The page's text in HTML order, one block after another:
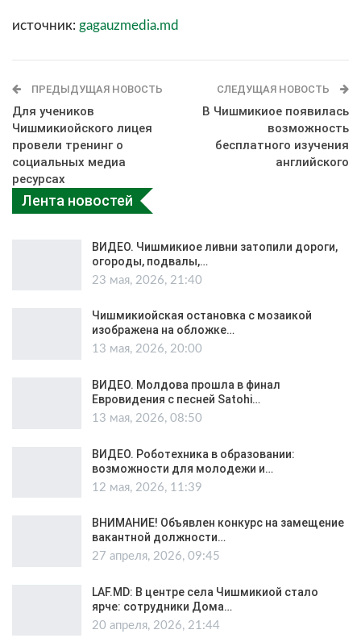
источник: gagauzmedia.md
ПРЕДЫДУЩАЯ НОВОСТЬ
Для учеников
Чишмикиойского лицея
провели тренинг о
социальных медиа
ресурсах
СЛЕДУЩАЯ НОВОСТЬ
В Чишмикиое появилась
возможность
бесплатного изучения
английского
Лента новостей
ВИДЕО. Чишмикиое ливни затопили дороги,
огороды, подвалы,…
23 мая, 2026, 21:40
Чишмикиойская остановка с мозаикой
изображена на обложке…
13 мая, 2026, 20:00
ВИДЕО. Молдова прошла в финал
Евровидения с песней Satohi…
13 мая, 2026, 08:50
ВИДЕО. Роботехника в образовании:
возможности для молодежи и…
12 мая, 2026, 11:39
ВНИМАНИЕ! Объявлен конкурс на замещение
вакантной должности…
27 апреля, 2026, 09:45
LAF.MD: В центре села Чишмикиой стало
ярче: сотрудники Дома…
20 апреля, 2026, 21:44